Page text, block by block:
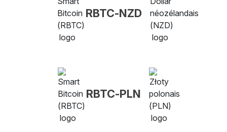
RBTC-NZD
RBTC-PLN